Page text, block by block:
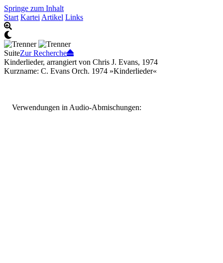
Springe zum Inhalt
Start Kartei Artikel Links
SuiteZur Recherche
Kinderlieder, arrangiert von Chris J. Evans, 1974
Kurzname: C. Evans Orch. 1974 »Kinderlieder«
Verwendungen in Audio-Abmischungen: